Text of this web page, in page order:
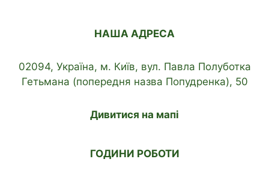
НАША АДРЕСА
02094, Україна, м. Київ, вул. Павла Полуботка
Гетьмана (попередня назва Попудренка), 50
Дивитися на мапі
ГОДИНИ РОБОТИ